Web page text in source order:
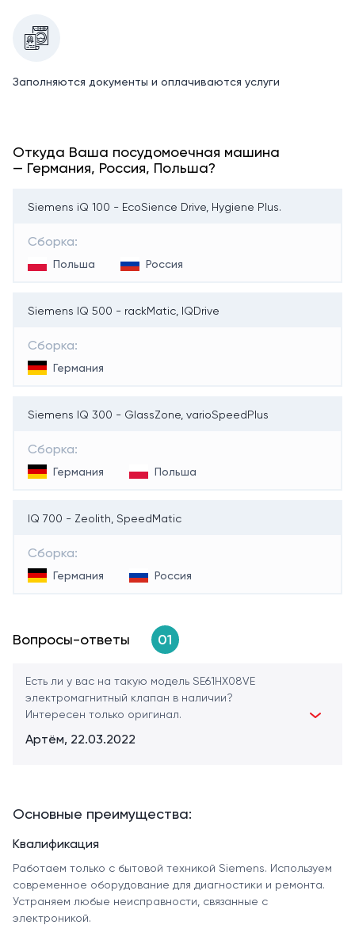
Заполняются документы и оплачиваются услуги
Откуда Ваша посудомоечная машина
— Германия, Россия, Польша?
Siemens iQ 100 - EcoSience Drive, Hygiene Plus.
Сборка:
Польша Россия
Siemens IQ 500 - rackMatic, IQDrive
Сборка:
Германия
Siemens IQ 300 - GlassZone, varioSpeedPlus
Сборка:
Германия Польша
IQ 700 - Zeolith, SpeedMatic
Сборка:
Германия Россия
Вопросы-ответы 01
Есть ли у вас на такую модель SE61HX08VE
электромагнитный клапан в наличии?
Интересен только оригинал.
Артём, 22.03.2022
Основные преимущества:
Квалификация
Работаем только с бытовой техникой Siemens. Используем
современное оборудование для диагностики и ремонта.
Устраняем любые неисправности, связанные с
электроникой.